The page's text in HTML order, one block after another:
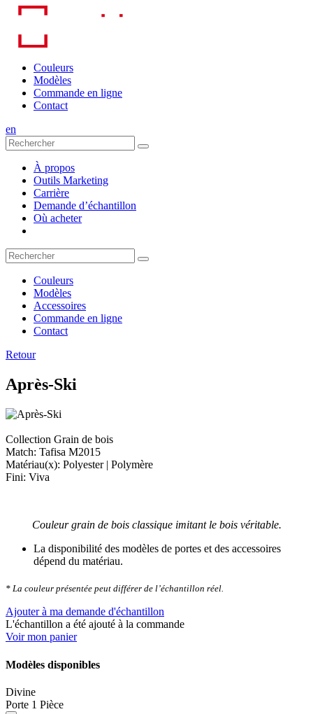
Skip
content
Couleurs
Modèles
Commande en ligne
Contact
en
À propos
Outils Marketing
Carrière
Demande d’échantillon
Où acheter
Couleurs
Modèles
Accessoires
Commande en ligne
Contact
Retour
Après-Ski
Collection Grain de bois
Match: Tafisa M2015
Matériau(x): Polyester | Polymère
Fini: Viva
Couleur grain de bois classique imitant le bois véritable.
La disponibilité des modèles de portes et des accessoires
dépend du matériau.
* La couleur présentée peut différer de l’échantillon réel.
Ajouter à ma demande d'échantillon
L'échantillon a été ajouté à la commande
Voir mon panier
Modèles disponibles
Divine
Porte 1 Pièce